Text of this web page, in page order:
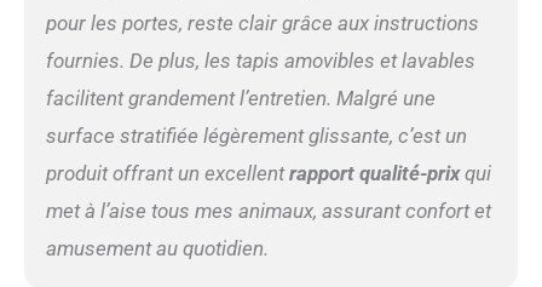
basculement, ce griffoir est
stable même sur un sol
légèrement irrégulier. Fixé
au mur, il offre un niveau
élevé de sécurité pour vous
et vos chats [2 pompons de
rechange] En plus des 2
pompons oranges qui
divertissent les chats, cette
tour de jeu pour chats est
pour les portes, reste clair grâce aux instructions
fournies. De plus, les tapis amovibles et lavables
facilitent grandement l’entretien. Malgré une
surface stratifiée légèrement glissante, c’est un
produit offrant un excellentrapport qualité-prixqui
met à l’aise tous mes animaux, assurant confort et
amusement au quotidien.